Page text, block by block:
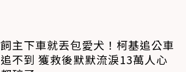
飼主下車就丟包愛犬！柯基追公車
追不到 獲救後默默流淚13萬人心